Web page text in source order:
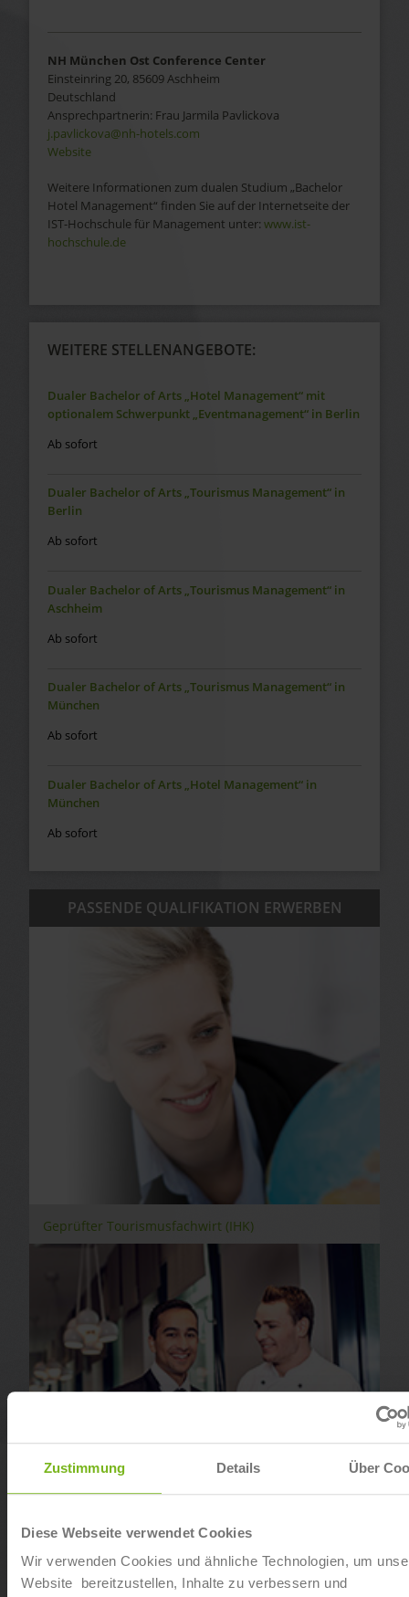
Zustimmung Details Über
Diese Webseite verwendet Cookies
Wir verwenden Cookies und ähnliche Technologien, um
Website bereitzustellen, Inhalte zu verbessern und
NH München Ost Conference Center
Einsteinring 20, 85609Aschheim
Deutschland
Ansprechpartnerin: Frau Jarmila Pavlickova
j.pavlickova@nh-hotels.com
Website
Weitere Informationen zum dualen Studium „Bachelor
Hotel Management“ finden Sie auf der Internetseite der
IST-Hochschule für Management unter: www.ist-
hochschule.de
WEITERE STELLENANGEBOTE:
Dualer Bachelor of Arts „Hotel Management“ mit
optionalem Schwerpunkt „Eventmanagement“ in Berlin
Ab sofort
Dualer Bachelor of Arts „Tourismus Management“ in
Berlin
Ab sofort
Dualer Bachelor of Arts „Tourismus Management“ in
Aschheim
Ab sofort
Dualer Bachelor of Arts „Tourismus Management“ in
München
Ab sofort
Dualer Bachelor of Arts „Hotel Management“ in
München
Ab sofort
PASSENDE QUALIFIKATION ERWERBEN
Geprüfter Tourismusfachwirt (IHK)
Fachwirt im Gastgewerbe (IHK)